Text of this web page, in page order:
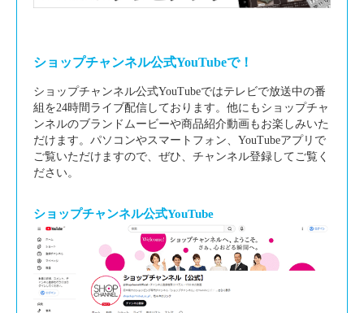
ショップチャンネル公式YouTubeで！
ショップチャンネル公式YouTubeではテレビで放送中の番
組を24時間ライブ配信しております。他にもショップチャ
ンネルのブランドムービーや商品紹介動画もお楽しみいた
だけます。パソコンやスマートフォン、YouTubeアプリで
ご覧いただけますので、ぜひ、チャンネル登録してご覧く
ださい。
ショップチャンネル公式YouTube